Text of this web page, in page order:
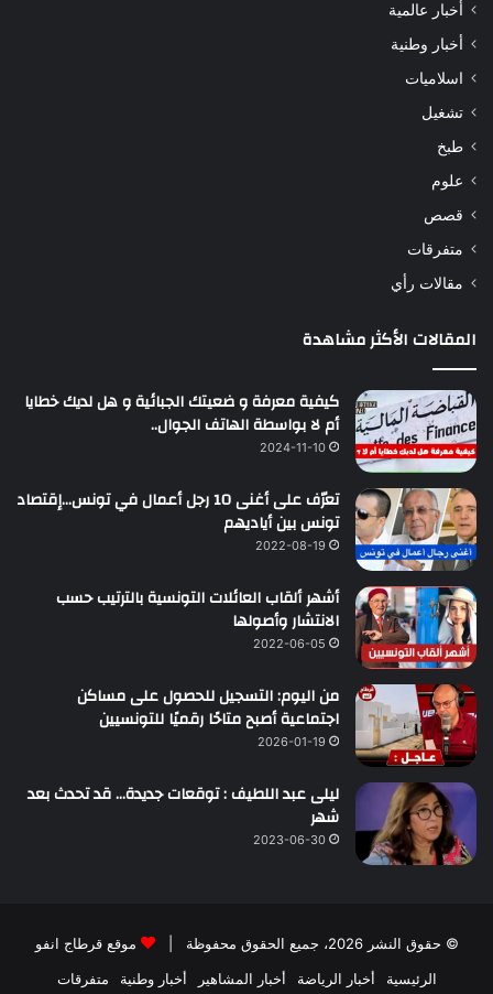
أخبار عالمية
أخبار وطنية
اسلاميات
تشغيل
طبخ
علوم
قصص
متفرقات
مقالات رأي
المقالات الأكثر مشاهدة
كيفية معرفة و ضعيتك الجبائية و هل لديك خطايا
أم لا بواسطة الهاتف الجوال..
2024-11-10
تعرّف على أغنى 10 رجل أعمال في تونس…إقتصاد
تونس بين أياديهم
2022-08-19
أشهر ألقاب العائلات التونسية بالترتيب حسب
الانتشار وأصولها
2022-06-05
من اليوم: التسجيل للحصول على مساكن
اجتماعية أصبح متاحًا رقميًا للتونسيين
2026-01-19
ليلى عبد اللطيف : توقعات جديدة… قد تحدث بعد
شهر
2023-06-30
© حقوق النشر 2026، جميع الحقوق محفوظة |
موقع قرطاج انفو
الرئيسية
أخبار الرياضة أخبار المشاهير أخبار وطنية متفرقات